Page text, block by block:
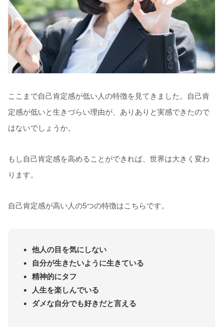
ここまで自己肯定感が低い人の特徴を見てきました。自己肯
定感が低いと生きづらい理由が、ありありと実感できたので
はないでしょうか。
もし自己肯定感を高めることができれば、世界は大きく変わ
ります。
自己肯定感が高い人の5つの特徴はこちらです。
他人の目を気にしない
自分が生きたいように生きている
精神的にタフ
人生を楽しんでいる
ダメな自分でも好きだと言える